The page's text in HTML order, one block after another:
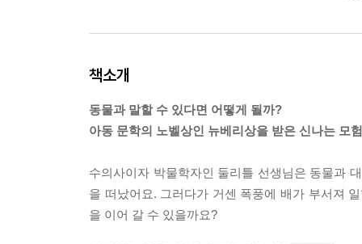
책소개
동물과 말할 수 있다면 어떻게 될까?
아동 문학의 노벨상인 뉴베리상을 받은 신나는 모
수의사이자 박물학자인 둘리틀 선생님은 동물과
을 떠났어요. 그러다가 거센 폭풍에 배가 부서져
을 이어 갈 수 있을까요?